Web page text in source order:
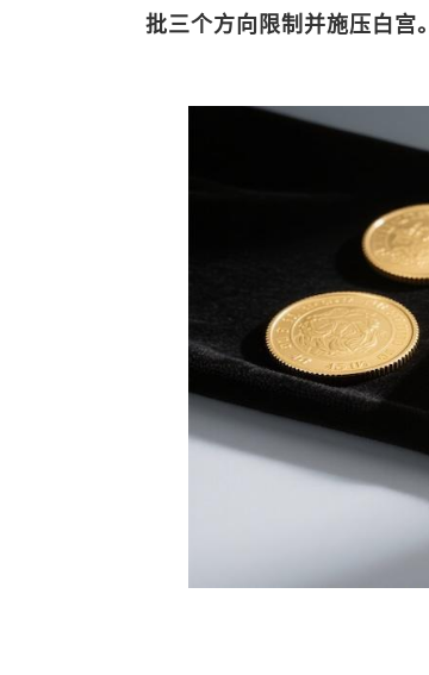
批三个方向限制并施压白宫。